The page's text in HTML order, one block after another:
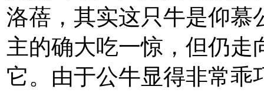
洛蓓，其实这只牛是仰慕
主的确大吃一惊，但仍走
它。由于公牛显得非常乖